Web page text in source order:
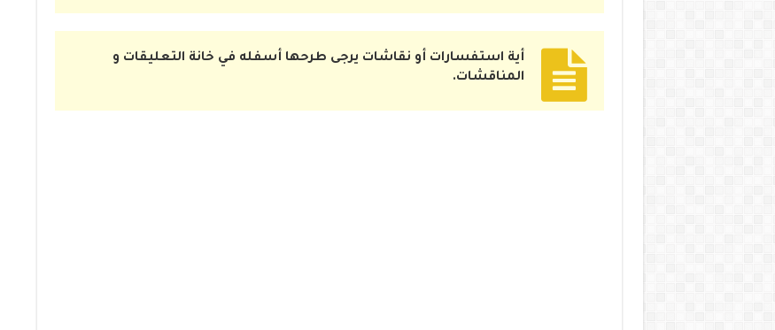
أية استفسارات أو نقاشات يرجى طرحها أسفله في خانة التعليقات و
المناقشات.